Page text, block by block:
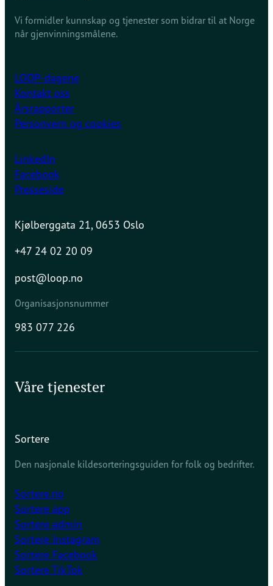
Vi formidler kunnskap og tjenester som bidrar til at Norge
når gjenvinningsmålene.
LOOP-dagene
Kontakt oss
Årsrapporter
Personvern og cookies
LinkedIn
Facebook
Presseside
Kjølberggata 21, 0653 Oslo
+47 24 02 20 09
post@loop.no
Organisasjonsnummer
983 077 226
Våre tjenester
Sortere
Den nasjonale kildesorteringsguiden for folk og bedrifter.
Sortere.no
Sortere app
Sortere admin
Sortere Instagram
Sortere Facebook
Sortere TikTok